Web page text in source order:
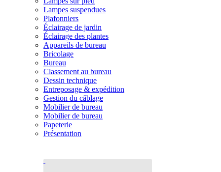
Lampes suspendues
Plafonniers
Éclairage de jardin
Éclairage des plantes
Appareils de bureau
Bricolage
Bureau
Classement au bureau
Dessin technique
Entreposage & expédition
Gestion du câblage
Mobilier de bureau
Mobilier de bureau
Papeterie
Présentation